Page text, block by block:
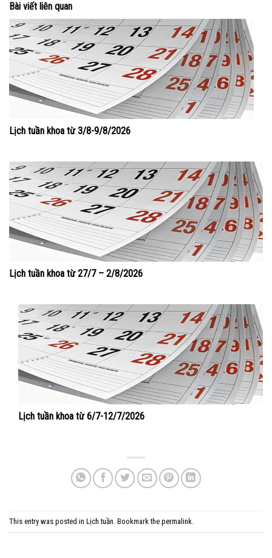
Bài viết liên quan
Lịch tuần khoa từ 3/8-9/8/2026
Lịch tuần khoa từ 27/7 – 2/8/2026
Lịch tuần khoa từ 6/7-12/7/2026
This entry was posted in Lịch tuần . Bookmark the permalink